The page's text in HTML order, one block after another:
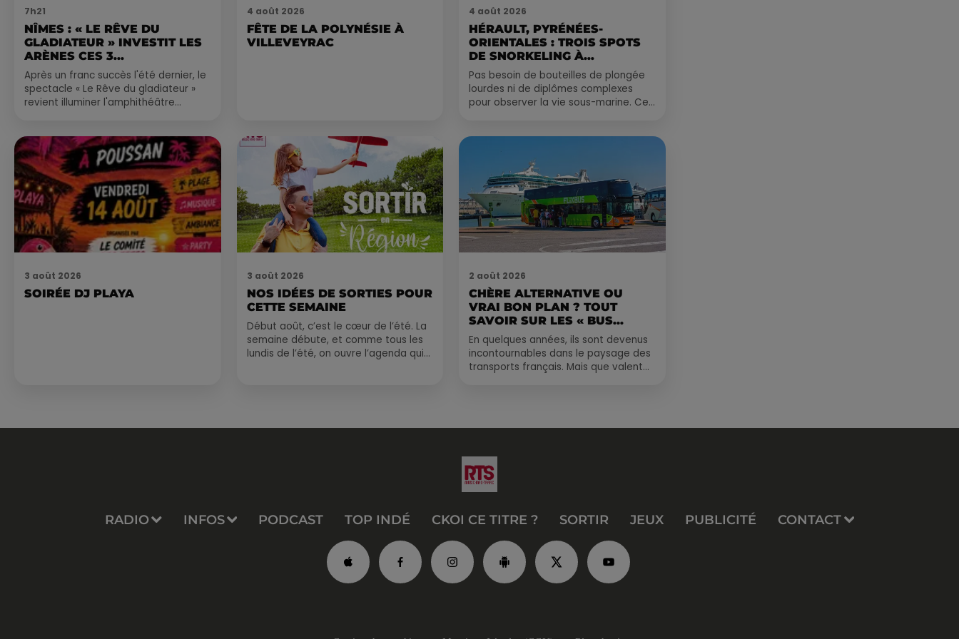
7h21
NÎMES : « LE RÊVE DU
GLADIATEUR » INVESTIT LES
ARÈNES CES 3...
Après un franc succès l'été dernier, le
spectacle « Le Rêve du gladiateur »
revient illuminer l'amphithéâtre
4 août 2026
FÊTE DE LA POLYNÉSIE À
VILLEVEYRAC
4 août 2026
HÉRAULT, PYRÉNÉES-
ORIENTALES : TROIS SPOTS
DE SNORKELING À
EXPLORER...
Pas besoin de bouteilles de plongée
lourdes ni de diplômes complexes
pour observer la vie sous-marine. Cet
3 août 2026
SOIRÉE DJ PLAYA
3 août 2026
NOS IDÉES DE SORTIES POUR
CETTE SEMAINE
Début août, c’est le cœur de l’été. La
semaine débute, et comme tous les
lundis de l’été, on ouvre l’agenda qui
2 août 2026
CHÈRE ALTERNATIVE OU
VRAI BON PLAN ? TOUT
SAVOIR SUR LES « BUS...
En quelques années, ils sont devenus
incontournables dans le paysage des
transports français. Mais que valent
RADIO INFOS PODCAST TOP INDÉ CKOI CE TITRE ? SORTIR JEUX PUBLICITÉ CONTACT